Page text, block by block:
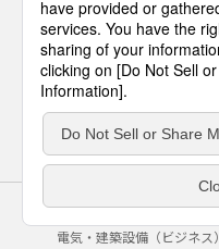
サイトのご利用にあたって
電気・建築設備（ビジネス）